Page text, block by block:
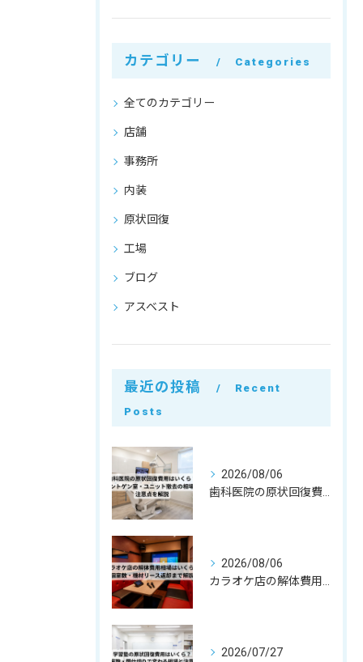
カテゴリー Categories
全てのカテゴリー
店舗
事務所
内装
原状回復
工場
ブログ
アスベスト
最近の投稿
Recent
Posts
2026/08/06
2026/08/06
2026/07/27